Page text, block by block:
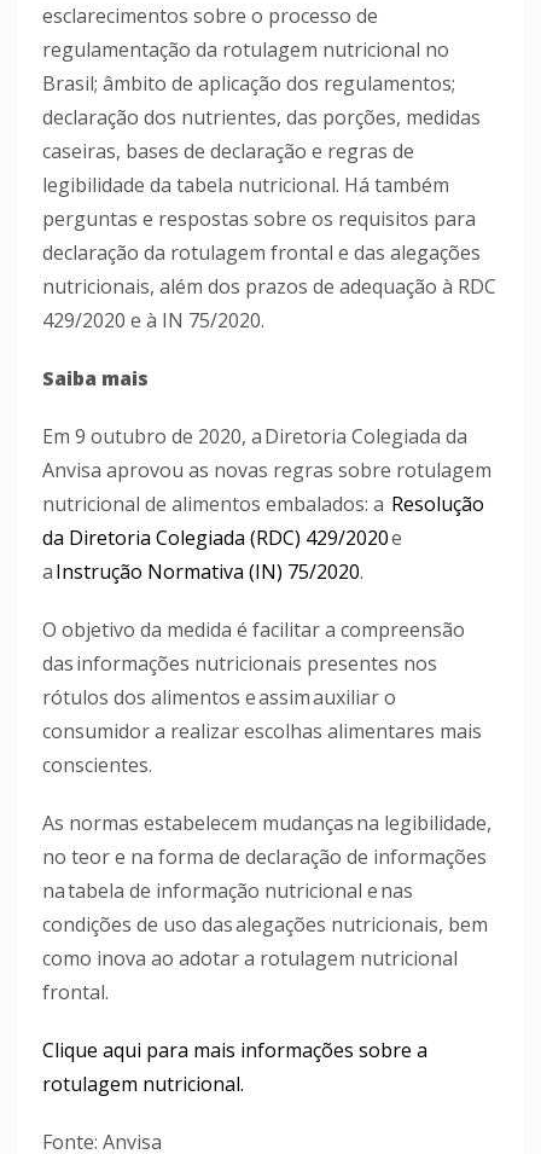
esclarecimentos sobre o processo de
regulamentação da rotulagem nutricional no
Brasil; âmbito de aplicação dos regulamentos;
declaração dos nutrientes, das porções, medidas
caseiras, bases de declaração e regras de
legibilidade da tabela nutricional. Há também
perguntas e respostas sobre os requisitos para
declaração da rotulagem frontal e das alegações
nutricionais, além dos prazos de adequação à RDC
429/2020 e à IN 75/2020.
Saiba mais
Em 9 outubro de 2020, a Diretoria Colegiada da
Anvisa aprovou as novas regras sobre rotulagem
nutricional de alimentos embalados: a Resolução
da Diretoria Colegiada (RDC) 429/2020e
aInstrução Normativa (IN) 75/2020.
O objetivo da medida é facilitar a compreensão
das informações nutricionais presentes nos
rótulos dos alimentos e assim auxiliar o
consumidor a realizar escolhas alimentares mais
conscientes.
As normas estabelecem mudanças na legibilidade,
no teor e na forma de declaração de informações
na tabela de informação nutricional e nas
condições de uso das alegações nutricionais, bem
como inova ao adotar a rotulagem nutricional
frontal.
Clique aqui para mais informações sobre a
rotulagem nutricional.
Fonte: Anvisa